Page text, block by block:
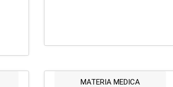
MATERIA MEDICA